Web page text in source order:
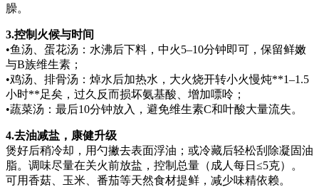
臊。
3.控制火候与时间
•鱼汤、蛋花汤：水沸后下料，中火5–10分钟即可，保留鲜嫩
与B族维生素；
•鸡汤、排骨汤：焯水后加热水，大火烧开转小火慢炖**1–1.5
小时**足矣，过久反而损坏氨基酸、增加嘌呤；
•蔬菜汤：最后10分钟放入，避免维生素C和叶酸大量流失。
4.去油减盐，康健升级
煲好后稍冷却，用勺撇去表面浮油；或冷藏后轻松刮除凝固油
脂。调味尽量在关火前放盐，控制总量（成人每日≤5克）。
可用香菇、玉米、番茄等天然食材提鲜，减少味精依赖。